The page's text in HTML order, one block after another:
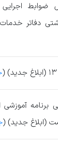
ضوابط اجرایی
ی دفاتر
ید) (
ی برنامه آموزشی
(ابلاغ جدید) (